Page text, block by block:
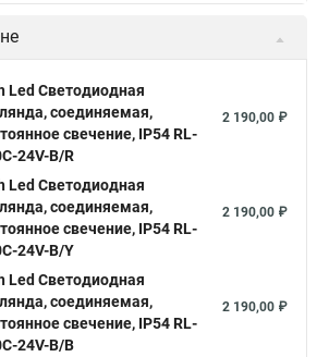
уличная
нить купить
нитях
гирлянды нить
нить
батарейках
с нитью
с нитью
Led Светодиодная
соединяемая,
свечение, IP54 RL-
24V-B/R
2 190,00 ₽
Led Светодиодная
соединяемая,
свечение, IP54 RL-
24V-B/Y
2 190,00 ₽
Led Светодиодная
соединяемая,
свечение, IP54 RL-
24V-B/B
2 190,00 ₽